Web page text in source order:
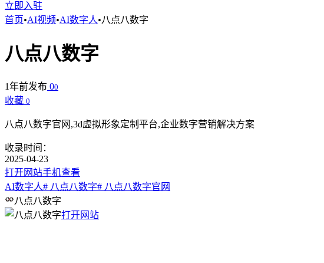
立即入驻
首页•AI视频•AI数字人•八点八数字
八点八数字
1年前发布 00
收藏 0
八点八数字官网,3d虚拟形象定制平台,企业数字营销解决方案
收录时间：
2025-04-23
打开网站手机查看
AI数字人# 八点八数字# 八点八数字官网
八点八数字
打开网站